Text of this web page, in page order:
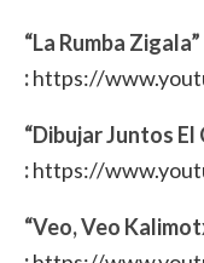
“La Rumba Zigala”
:https://
“Dibujar Juntos El
:https://
“Veo, Veo